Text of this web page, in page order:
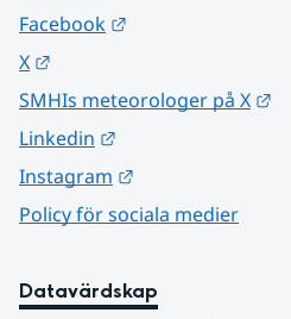
Facebook
X
SMHIs meteorologer på X
Linkedin
Instagram
Policy för sociala medier
Datavärdskap